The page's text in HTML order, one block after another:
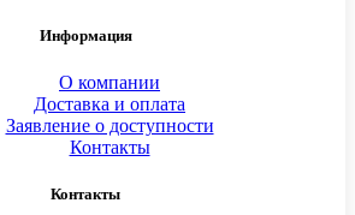
Информация
О компании
Доставка и оплата
Заявление о доступности
Контакты
Контакты